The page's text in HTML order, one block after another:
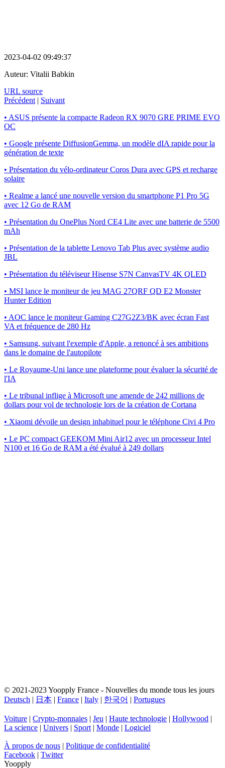
2023-04-02 09:49:37
Auteur: Vitalii Babkin
URL source
Précédent | Suivant
• ASUS présente la compacte Radeon RX 9070 GRE PRIME EVO
OC
• Google présente DiffusionGemma, un modèle dIA rapide pour la
génération de texte
• Présentation du vélo-ordinateur Coros Dura avec GPS et recharge
solaire
• Realme a lancé une nouvelle version du smartphone P1 Pro 5G
avec 12 Go de RAM
• Présentation du OnePlus Nord CE4 Lite avec une batterie de 5500
mAh
• Présentation de la tablette Lenovo Tab Plus avec système audio
JBL
• Présentation du téléviseur Hisense S7N CanvasTV 4K QLED
• MSI lance le moniteur de jeu MAG 27QRF QD E2 Monster
Hunter Edition
• AOC lance le moniteur Gaming C27G2Z3/BK avec écran Fast
VA et fréquence de 280 Hz
• Samsung, suivant l'exemple d'Apple, a renoncé à ses ambitions
dans le domaine de l'autopilote
• Le Royaume-Uni lance une plateforme pour évaluer la sécurité de
l'IA
• Le tribunal inflige à Microsoft une amende de 242 millions de
dollars pour vol de technologie lors de la création de Cortana
• Xiaomi dévoile un design inhabituel pour le téléphone Civi 4 Pro
• Le PC compact GEEKOM Mini Air12 avec un processeur Intel
N100 et 16 Go de RAM a été évalué à 249 dollars
© 2021-2023 Yoopply France - Nouvelles du monde tous les jours
Deutsch | 日本 | France | Italy | 한국어 | Portugues
Voiture | Crypto-monnaies | Jeu | Haute technologie | Hollywood |
La science | Univers | Sport | Monde | Logiciel
À propos de nous | Politique de confidentialité
Facebook | Twitter
Yoopply